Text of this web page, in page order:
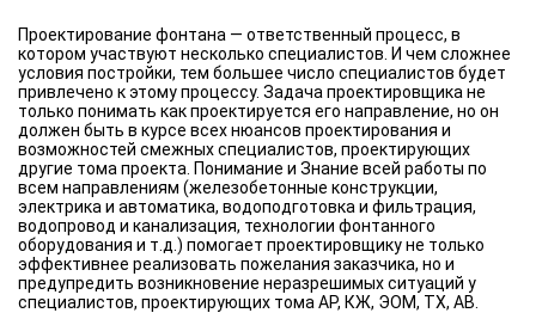
Проектирование фонтана — ответственный процесс, в
котором участвуют несколько специалистов. И чем сложнее
условия постройки, тем большее число специалистов будет
привлечено к этому процессу. Задача проектировщика не
только понимать как проектируется его направление, но он
должен быть в курсе всех нюансов проектирования и
возможностей смежных специалистов, проектирующих
другие тома проекта. Понимание и Знание всей работы по
всем направлениям (железобетонные конструкции,
электрика и автоматика, водоподготовка и фильтрация,
водопровод и канализация, технологии фонтанного
оборудования и т.д.) помогает проектировщику не только
эффективнее реализовать пожелания заказчика, но и
предупредить возникновение неразрешимых ситуаций у
специалистов, проектирующих тома АР, КЖ, ЭОМ, ТХ, АВ.